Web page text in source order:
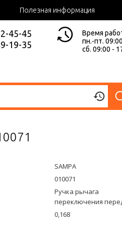
Полезная информация
45-45
19-35
Время
пн.-пт.
сб. 09:00 -
SAMPA
010071
Ручка рычага
переключения
0,168